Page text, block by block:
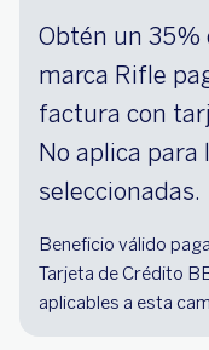
Obtén un 35%
marca Rifle
factura con
No aplica para
seleccionadas.
Beneficio válido
Tarjeta de Crédito
aplicables a esta